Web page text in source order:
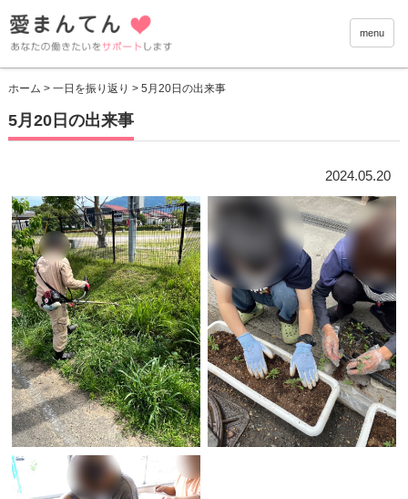
愛まん
menu
ホーム > 一日を振り返り > 5月20日の出来事
5月20日の出来事
2024.05.20